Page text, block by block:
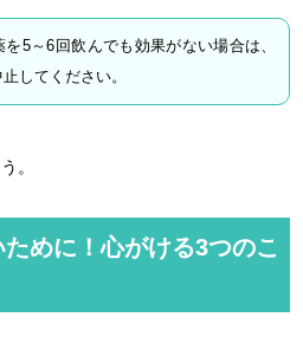
5～6回飲んでも効果がない場合は、
してください。
。
めに！心がける3つのこ